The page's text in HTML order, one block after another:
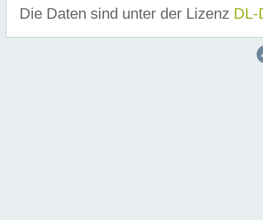
Die Daten sind unter der Lizenz